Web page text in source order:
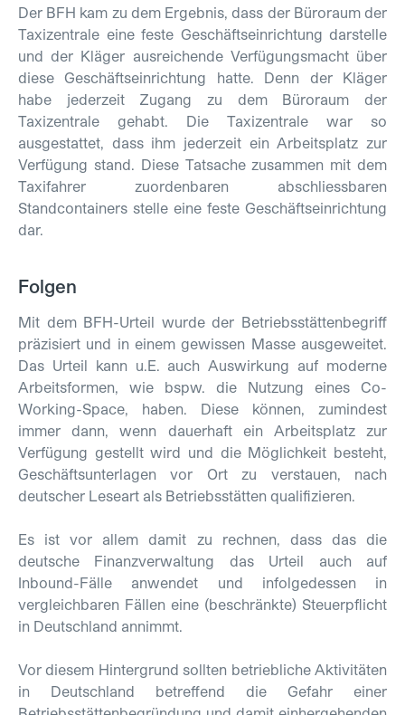
Der BFH kam zu dem Ergebnis, dass der Büroraum der
Taxizentrale eine feste Geschäftseinrichtung darstelle
und der Kläger ausreichende Verfügungsmacht über
diese Geschäftseinrichtung hatte. Denn der Kläger
habe jederzeit Zugang zu dem Büroraum der
Taxizentrale gehabt. Die Taxizentrale war so
ausgestattet, dass ihm jederzeit ein Arbeitsplatz zur
Verfügung stand. Diese Tatsache zusammen mit dem
Taxifahrer zuordenbaren abschliessbaren
Standcontainers stelle eine feste Geschäftseinrichtung
dar.
Folgen
Mit dem BFH-Urteil wurde der Betriebsstättenbegriff
präzisiert und in einem gewissen Masse ausgeweitet.
Das Urteil kann u.E. auch Auswirkung auf moderne
Arbeitsformen, wie bspw. die Nutzung eines Co-
Working-Space, haben. Diese können, zumindest
immer dann, wenn dauerhaft ein Arbeitsplatz zur
Verfügung gestellt wird und die Möglichkeit besteht,
Geschäftsunterlagen vor Ort zu verstauen, nach
deutscher Leseart als Betriebsstätten qualifizieren.
Es ist vor allem damit zu rechnen, dass das die
deutsche Finanzverwaltung das Urteil auch auf
Inbound-Fälle anwendet und infolgedessen in
vergleichbaren Fällen eine (beschränkte) Steuerpflicht
in Deutschland annimmt.
Vor diesem Hintergrund sollten betriebliche Aktivitäten
in Deutschland betreffend die Gefahr einer